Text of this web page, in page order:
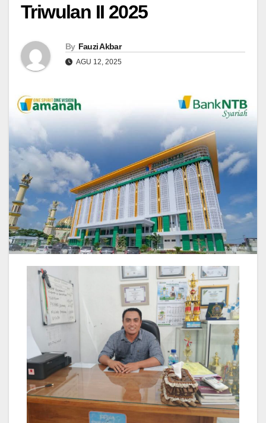
Triwulan II 2025
By Fauzi Akbar
AGU 12, 2025